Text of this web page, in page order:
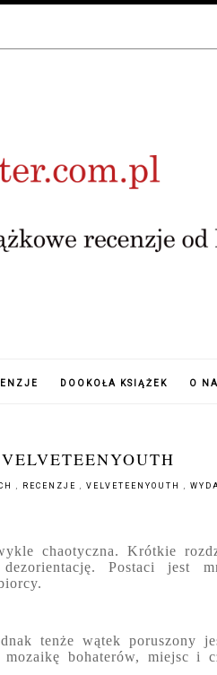
DOOKOŁA KSIĄŻEK O
RECENZJE VELVETEENYOUTH
chaotyczna. Krótkie
Postaci jest
tenże wątek poruszony
mozaikę bohaterów, miejsc i